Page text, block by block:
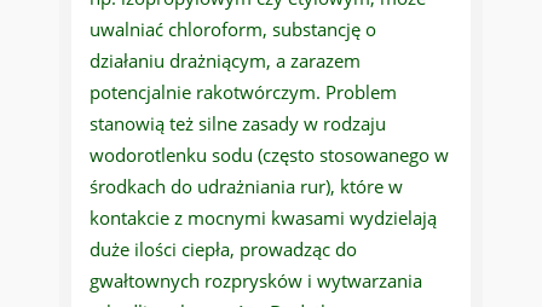
uwalniać chloroform, substancję o
działaniu drażniącym, a zarazem
potencjalnie rakotwórczym. Problem
stanowią też silne zasady w rodzaju
wodorotlenku sodu (często stosowanego w
środkach do udrażniania rur), które w
kontakcie z mocnymi kwasami wydzielają
duże ilości ciepła, prowadząc do
gwałtownych rozprysków i wytwarzania